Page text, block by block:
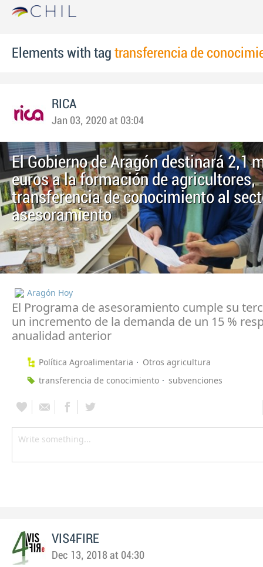
Elements with tag transferencia de
RICA
Jan 03, 2020 at 03:04
El Gobierno de Aragón destinará 2,1
euros a la formación de agricultores,
transferencia de conocimiento al
asesoramiento
Aragón Hoy
El Programa de asesoramiento cumple su
un incremento de la demanda de un 15 %
anualidad anterior
Política Agroalimentaria
Otros agricultura
transferencia de conocimiento
subvenciones
VIS4FIRE
Dec 13, 2018 at 04:30